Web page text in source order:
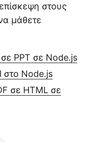
στους
μάθετε
PPT σε Node.js
στο Node.js
σε HTML σε